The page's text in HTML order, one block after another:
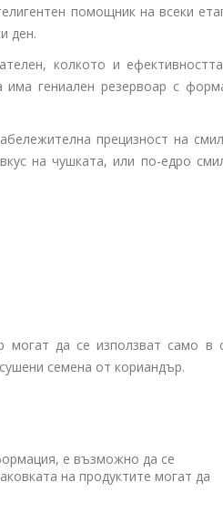
помощник на всеки
ден.
колкото и
има гениален резервоар с
прецизност на
на чушката, или по-едро
могат да се използват само в
семена от кориандър.
е възможно да се
на продуктите могат да